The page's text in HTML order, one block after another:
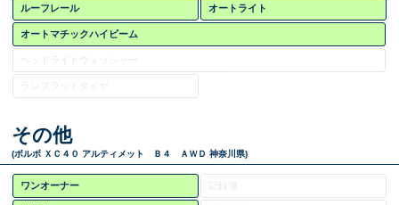
ルーフレール オートライト
オートマチックハイビーム
ヘッドライトウォッシャー
ランフラットタイヤ
その他
(ボルボ ＸＣ４０ アルティメット Ｂ４ ＡＷＤ 神奈川県)
ワンオーナー 記録簿